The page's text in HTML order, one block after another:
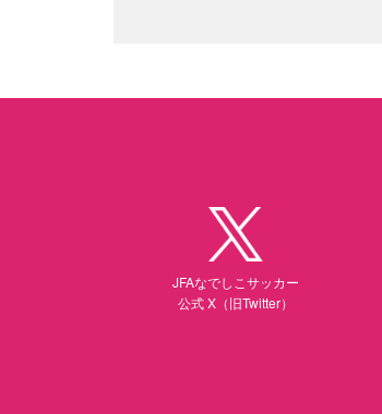
JFAなでしこサッカー
公式 X（旧Twitter）